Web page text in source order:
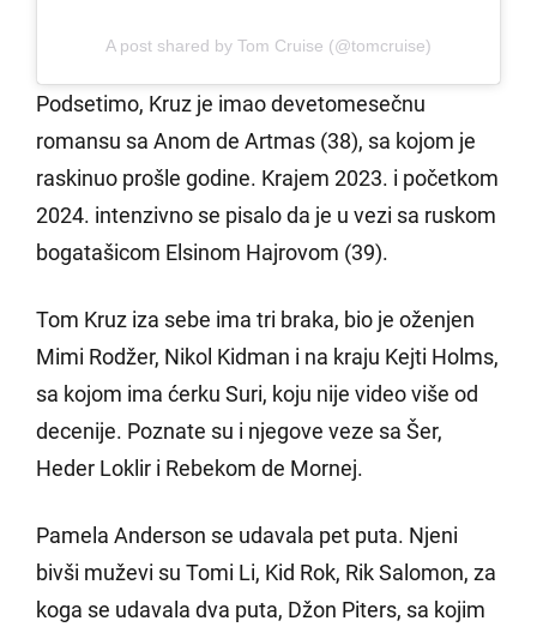
A post shared by Tom Cruise (@tomcruise)
Podsetimo, Kruz je imao devetomesečnu
romansu sa Anom de Artmas (38), sa kojom je
raskinuo prošle godine. Krajem 2023. i početkom
2024. intenzivno se pisalo da je u vezi sa ruskom
bogatašicom Elsinom Hajrovom (39).
Tom Kruz iza sebe ima tri braka, bio je oženjen
Mimi Rodžer, Nikol Kidman i na kraju Kejti Holms,
sa kojom ima ćerku Suri, koju nije video više od
decenije. Poznate su i njegove veze sa Šer,
Heder Loklir i Rebekom de Mornej.
Pamela Anderson se udavala pet puta. Njeni
bivši muževi su Tomi Li, Kid Rok, Rik Salomon, za
koga se udavala dva puta, Džon Piters, sa kojim